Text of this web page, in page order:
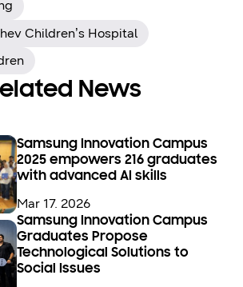
Children’s Hospital
News
Samsung Innovation Campus
2025 empowers 216 graduates
with advanced AI skills
Mar 17. 2026
Samsung Innovation Campus
Graduates Propose
Technological Solutions to
Social Issues